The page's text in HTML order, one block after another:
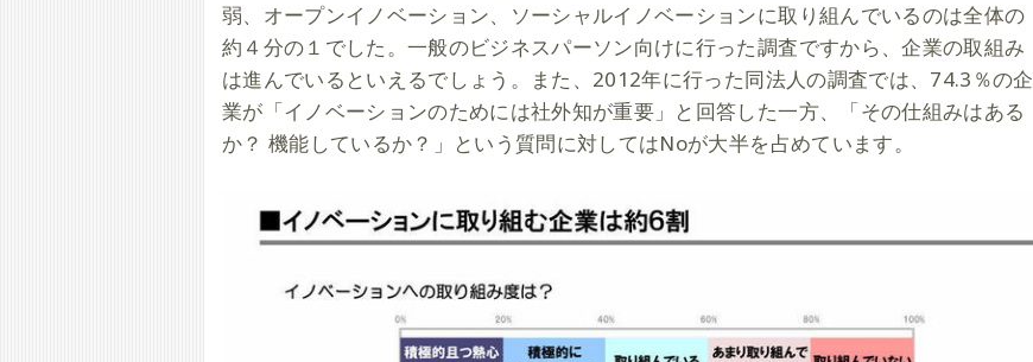
弱、オープンイノベーション、ソーシャルイノベーションに取り組んでいるのは全体の
約４分の１でした。一般のビジネスパーソン向けに行った調査ですから、企業の取組み
は進んでいるといえるでしょう。また、2012年に行った同法人の調査では、74.3％の企
業が「イノベーションのためには社外知が重要」と回答した一方、「その仕組みはある
か？ 機能しているか？」という質問に対してはNoが大半を占めています。